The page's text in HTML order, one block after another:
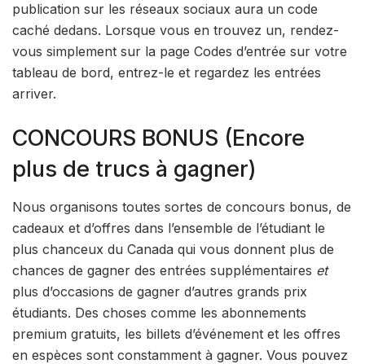
publication sur les réseaux sociaux aura un code
caché dedans. Lorsque vous en trouvez un, rendez-
vous simplement sur la page Codes d’entrée sur votre
tableau de bord, entrez-le et regardez les entrées
arriver.
CONCOURS BONUS (Encore
plus de trucs à gagner)
Nous organisons toutes sortes de concours bonus, de
cadeaux et d’offres dans l’ensemble de l’étudiant le
plus chanceux du Canada qui vous donnent plus de
chances de gagner des entrées supplémentaires et
plus d’occasions de gagner d’autres grands prix
étudiants. Des choses comme les abonnements
premium gratuits, les billets d’événement et les offres
en espèces sont constamment à gagner. Vous pouvez